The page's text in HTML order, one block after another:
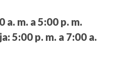
a. m. a 5:00 p. m.
5:00 p. m. a 7:00 a.